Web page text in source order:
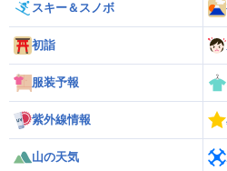
スキー＆スノボ
初詣
服装予報
紫外線情報
山の天気